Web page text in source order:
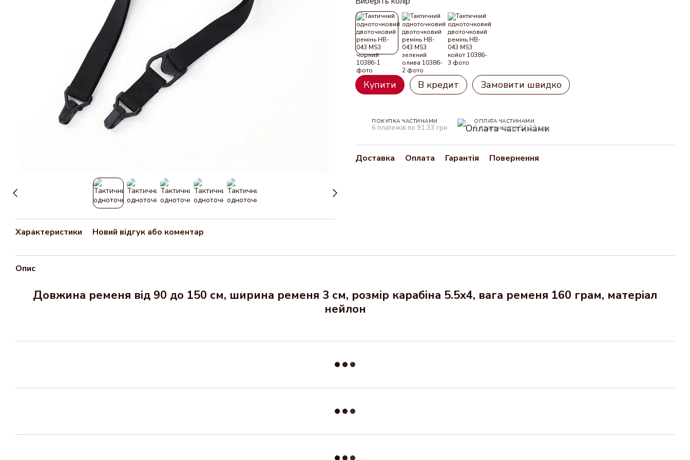
Характеристики Новий відгук або коментар
Купити В кредит Замовити швидко
ПОКУПКА ЧАСТИНАМИ
6 платежів по 91.33 грн
ОПЛАТА ЧАСТИНАМИ
6 платежів по 91.33 грн
Доставка Оплата Гарантія Повернення
Опис
Довжина ременя від 90 до 150 см, ширина ременя 3 см, розмір карабіна 5.5х4, вага ременя 160 грам, матеріал
нейлон